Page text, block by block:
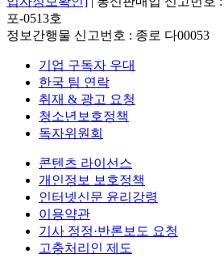
포-0513호
정보간행물 신고번호 : 종로 다00053
기업 구독자 우대
한국 팀 연락
취재 & 광고 요청
청소년보호정책
독자위원회
콘텐츠 라이선스
개인정보 보호정책
인터넷신문 윤리강령
이용약관
기사 정정·반론보도 요청
고충처리인 제도